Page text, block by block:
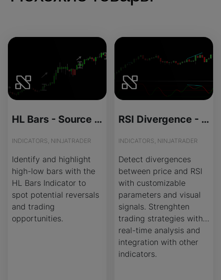
HL Bars - Source Code
INDICATORS, NINJATRADER
Identify and highlight
high-low bars with the
HL Bars Indicator to
spot potential reversals
and trading
opportunities.
RSI Divergence - Source Code
INDICATORS, NINJATRADER
Detect divergences
between price and RSI
with customizable
parameters and visual
signals. Strenghten
trading strategies with
real-time analysis and
integration with other
indicators.